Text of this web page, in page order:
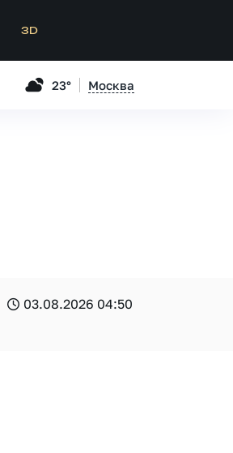
3D
23° Москва
03.08.2026 04:50